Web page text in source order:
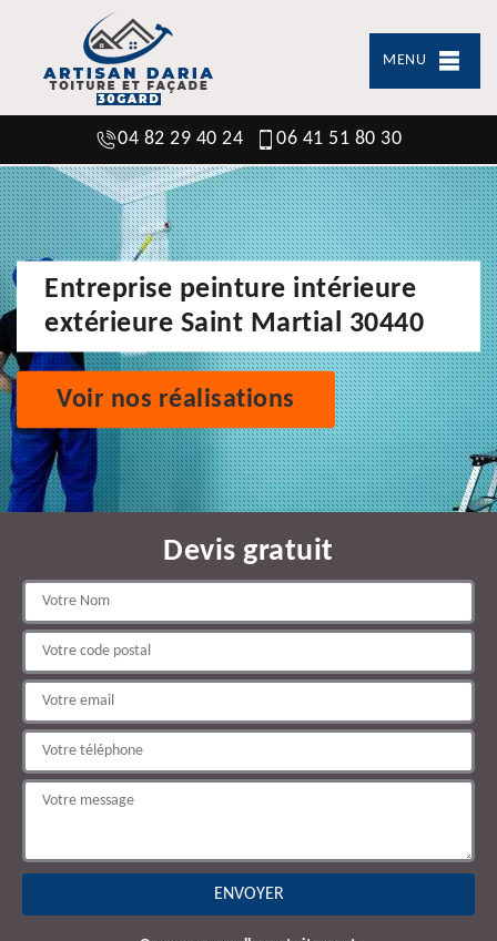
MENU
04 82 29 40 24 06 41 51 80 30
Entreprise peinture intérieure
extérieure Saint Martial 30440
Voir nos réalisations
Devis gratuit